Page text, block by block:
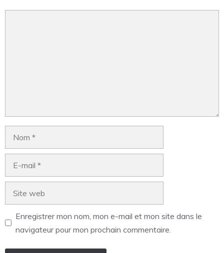
Enregistrer mon nom, mon e-mail et mon site dans le
navigateur pour mon prochain commentaire.